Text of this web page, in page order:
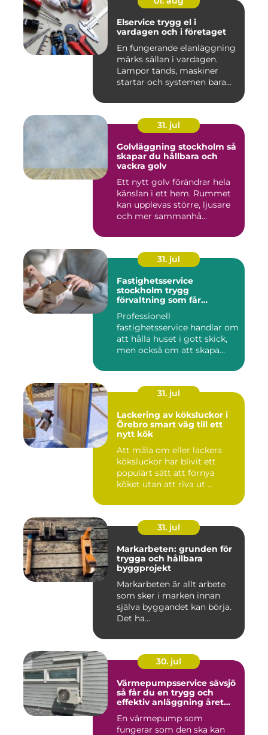
Elservice trygg el i
vardagen och i företaget
En fungerande elanläggning
märks sällan i vardagen.
Lampor tänds, maskiner
startar och systemen bara...
31. jul
Golvläggning stockholm så
skapar du hållbara och
vackra golv
Ett nytt golv förändrar hela
känslan i ett hem. Rummet
kan upplevas större, ljusare
och mer sammanhå...
31. jul
Fastighetsservice
stockholm trygg
förvaltning som får
Professionell
fastighetsservice handlar om
att hålla huset i gott skick,
men också om att skapa
31. jul
Lackering av köksluckor i
Örebro smart väg till ett
nytt kök
Att måla om eller lackera
köksluckor har blivit ett
populärt sätt att förnya
köket utan att riva ut ...
31. jul
Markarbeten: grunden för
trygga och hållbara
byggprojekt
Markarbeten är allt arbete
som sker i marken innan
själva byggandet kan börja.
Det ha...
30. jul
Värmepumpsservice sävsjö
så får du en trygg och
effektiv anläggning året
En värmepump som
fungerar som den ska kan